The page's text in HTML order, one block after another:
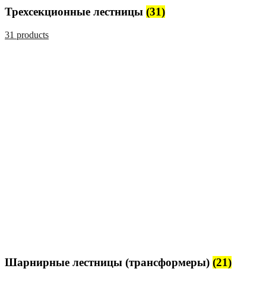
Трехсекционные лестницы (31)
31 products
Шарнирные лестницы (трансформеры) (21)